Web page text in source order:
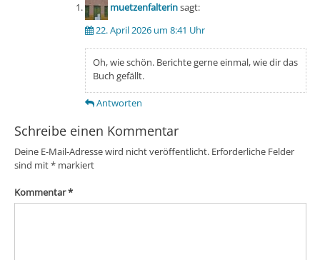
muetzenfalterinsagt:
22. April 2026 um 8:41 Uhr
Oh, wie schön. Berichte gerne einmal, wie dir das
Buch gefällt.
Antworten
Schreibe einen Kommentar
Deine E-Mail-Adresse wird nicht veröffentlicht. Erforderliche Felder
sind mit*markiert
Kommentar*